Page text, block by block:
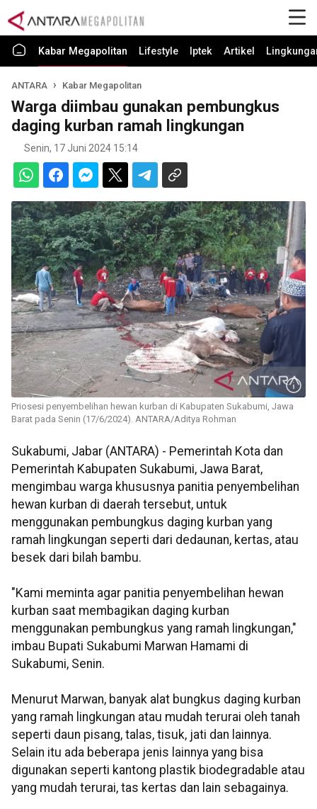
Kabar Megapolitan Lifestyle Iptek Artikel
ANTARA Kabar Megapolitan
Warga diimbau gunakan pembungkus
daging kurban ramah lingkungan
Senin, 17 Juni 2024 15:14
Priosesi penyembelihan hewan kurban di Kabupaten Sukabumi, Jawa
Barat pada Senin (17/6/2024). ANTARA/Aditya Rohman
Sukabumi, Jabar (ANTARA) - Pemerintah Kota dan
Pemerintah Kabupaten Sukabumi, Jawa Barat,
mengimbau warga khususnya panitia penyembelihan
hewan kurban di daerah tersebut, untuk
menggunakan pembungkus daging kurban yang
ramah lingkungan seperti dari dedaunan, kertas, atau
besek dari bilah bambu.
"Kami meminta agar panitia penyembelihan hewan
kurban saat membagikan daging kurban
menggunakan pembungkus yang ramah lingkungan,"
imbau Bupati Sukabumi Marwan Hamami di
Sukabumi, Senin.
Menurut Marwan, banyak alat bungkus daging kurban
yang ramah lingkungan atau mudah terurai oleh tanah
seperti daun pisang, talas, tisuk, jati dan lainnya.
Selain itu ada beberapa jenis lainnya yang bisa
digunakan seperti kantong plastik biodegradable atau
yang mudah terurai, tas kertas dan lain sebagainya.